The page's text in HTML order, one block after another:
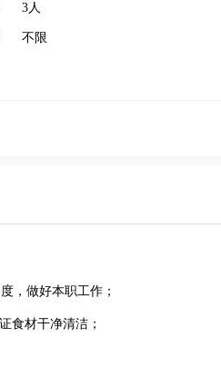
3人
不限
，做好本职工作；
食材干净清洁；